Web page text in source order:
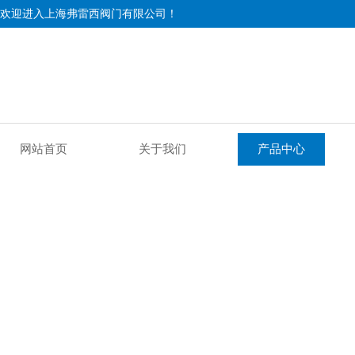
欢迎进入上海弗雷西阀门有限公司！
网站首页 关于我们 产品中心